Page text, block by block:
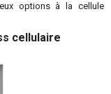
options à la cellule
cellulaire